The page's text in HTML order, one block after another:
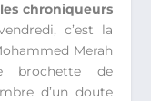
chroniqueurs
c’est la
Merah
brochette de
d’un doute